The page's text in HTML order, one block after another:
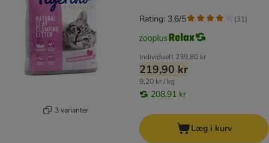
3 varianter
Individuelt 239,80 kr
219,90 kr
9,20 kr / kg
208,91 kr
Rating: 3.6/5 (31)
Læg i kurv